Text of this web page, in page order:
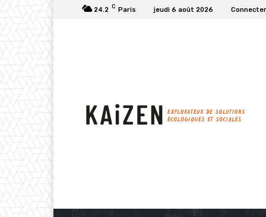
24.2 C Paris jeudi 6 août 2026